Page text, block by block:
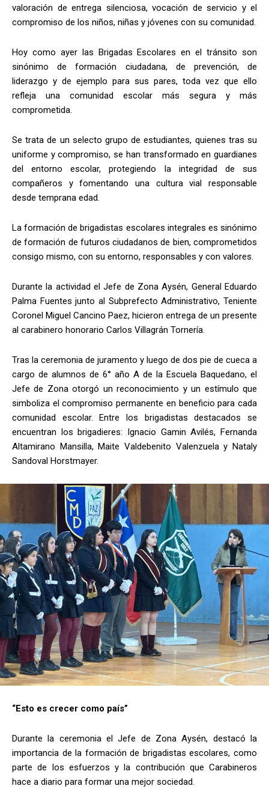
valoración de entrega silenciosa, vocación de servicio y el
compromiso de los niños, niñas y jóvenes con su comunidad.
Hoy como ayer las Brigadas Escolares en el tránsito son
sinónimo de formación ciudadana, de prevención, de
liderazgo y de ejemplo para sus pares, toda vez que ello
refleja una comunidad escolar más segura y más
comprometida.
Se trata de un selecto grupo de estudiantes, quienes tras su
uniforme y compromiso, se han transformado en guardianes
del entorno escolar, protegiendo la integridad de sus
compañeros y fomentando una cultura vial responsable
desde temprana edad.
La formación de brigadistas escolares integrales es sinónimo
de formación de futuros ciudadanos de bien, comprometidos
consigo mismo, con su entorno, responsables y con valores.
Durante la actividad el Jefe de Zona Aysén, General Eduardo
Palma Fuentes junto al Subprefecto Administrativo, Teniente
Coronel Miguel Cancino Paez, hicieron entrega de un presente
al carabinero honorario Carlos Villagrán Tornería.
Tras la ceremonia de juramento y luego de dos pie de cueca a
cargo de alumnos de 6° año A de la Escuela Baquedano, el
Jefe de Zona otorgó un reconocimiento y un estímulo que
simboliza el compromiso permanente en beneficio para cada
comunidad escolar. Entre los brigadistas destacados se
encuentran los brigadieres: Ignacio Gamin Avilés, Fernanda
Altamirano Mansilla, Maite Valdebenito Valenzuela y Nataly
Sandoval Horstmayer.
“Esto es crecer como país”
Durante la ceremonia el Jefe de Zona Aysén, destacó la
importancia de la formación de brigadistas escolares, como
parte de los esfuerzos y la contribución que Carabineros
hace a diario para formar una mejor sociedad.